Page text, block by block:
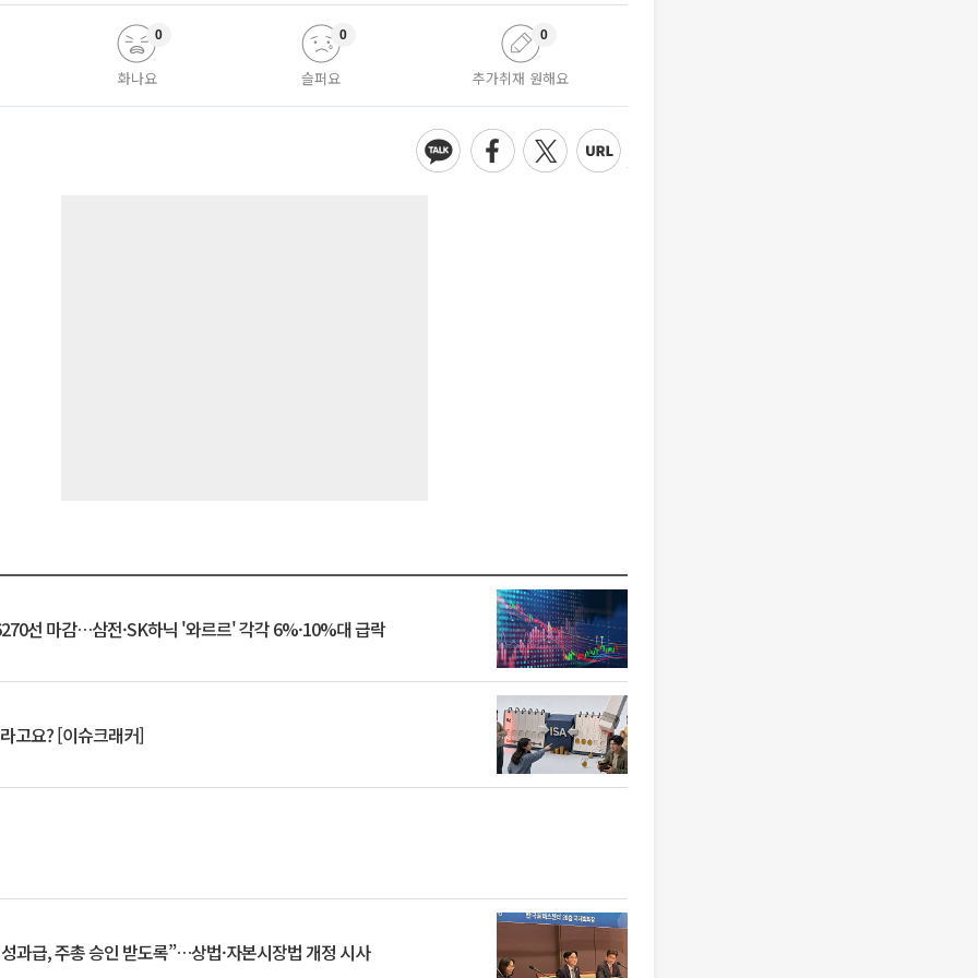
화나요
0
슬퍼요
0
추가취재 원해요
0
선 마감…삼전·SK하닉 '와르르' 각각 6%·10%대 급락
고요? [이슈크래커]
과급, 주총 승인 받도록”…상법·자본시장법 개정 시사